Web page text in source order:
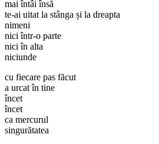
mai întâi însă
te-ai uitat la stânga și la dreapta
nimeni
nici într-o parte
nici în alta
niciunde
cu fiecare pas făcut
a urcat în tine
încet
încet
ca mercurul
singurătatea